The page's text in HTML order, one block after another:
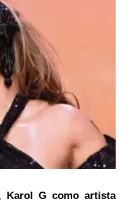
Karol G como artista